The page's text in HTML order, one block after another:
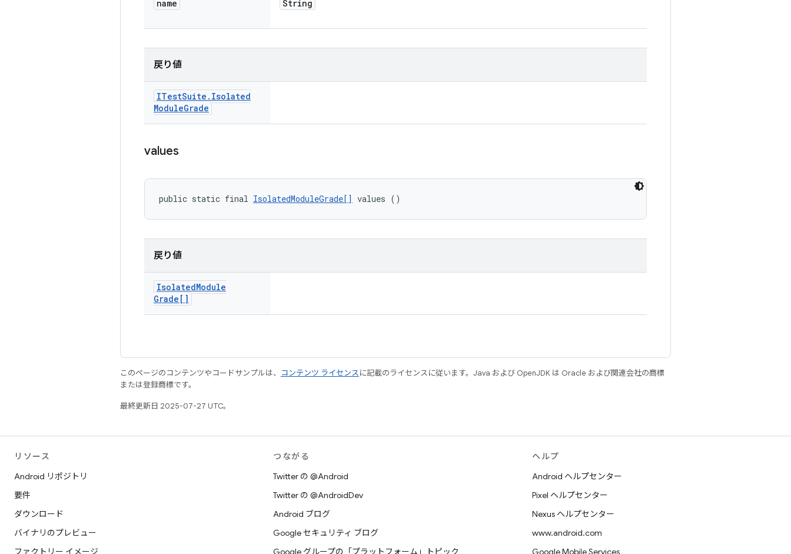
name String
戻り値
ITestSuite . Isolated
ModuleGrade
values
public static final IsolatedModuleGrade[] values ()
戻り値
IsolatedModule
Grade[]
このページのコンテンツやコードサンプルは、 コンテンツ ライセンスに記載のライセンスに従います。Java および OpenJDK は Oracle および関連会社の商標
または登録商標です。
最終更新日 2025-07-27 UTC。
リソース
Android リポジトリ
要件
ダウンロード
バイナリのプレビュー
ファクトリー イメージ
つながる
Twitter の @Android
Twitter の @AndroidDev
Android ブログ
Google セキュリティ ブログ
Google グループの「プラットフォーム」トピック
ヘルプ
Android ヘルプセンター
Pixel ヘルプセンター
Nexus ヘルプセンター
www.android.com
Google Mobile Services